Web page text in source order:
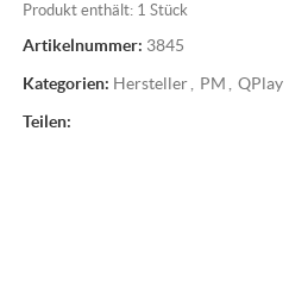
Produkt enthält: 1 Stück
Artikelnummer: 3845
Kategorien: Hersteller PM
QPlay
Teilen: